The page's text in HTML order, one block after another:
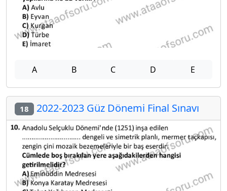
A B C D E
18 2022-2023 Güz Dönemi Final Sınavı